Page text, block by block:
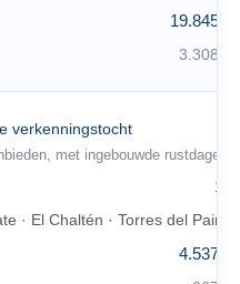
19.845 €
3.308 €
verkenningstocht
met ingebouwde rustdagen.
17
· El Chaltén · Torres del Paine
4.537 €